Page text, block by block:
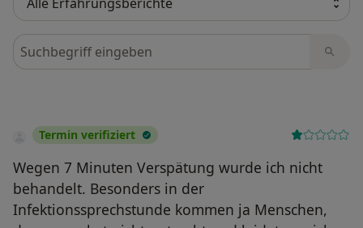
Bewertungen durchsuchen
Termin verifiziert
Wegen 7 Minuten Verspätung wurde ich nicht
behandelt. Besonders in der
Infektionssprechstunde kommen ja Menschen,